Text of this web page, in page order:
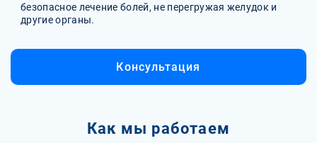
безопасное лечение болей, не перегружая желудок и
другие органы.
Консультация
Как мы работаем